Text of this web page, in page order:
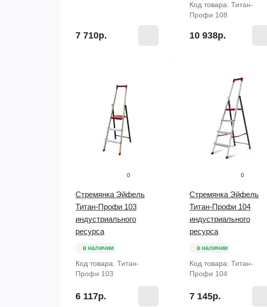
7 710р.
Код товара: Титан-
Профи 108
10 938р.
0
Стремянка Эйфель
Титан-Профи 103
индустриального
ресурса
в наличии
Код товара: Титан-
Профи 103
6 117р.
0
Стремянка Эйфель
Титан-Профи 104
индустриального
ресурса
в наличии
Код товара: Титан-
Профи 104
7 145р.